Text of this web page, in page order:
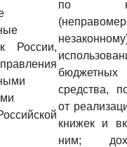
России,
по
средства,
от
книжек и
ним;